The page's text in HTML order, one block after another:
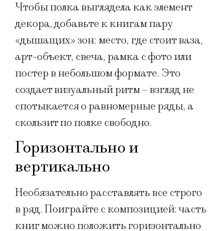
Чтобы полка выглядела как элемент
декора, добавьте к книгам пару
«дышащих» зон: место, где стоит ваза,
арт-объект, свеча, рамка с фото или
постер в небольшом формате. Это
создает визуальный ритм – взгляд не
спотыкается о равномерные ряды, а
скользит по полке свободно.
Горизонтально и
вертикально
Необязательно расставлять все строго
в ряд. Поиграйте с композицией: часть
книг можно положить горизонтально